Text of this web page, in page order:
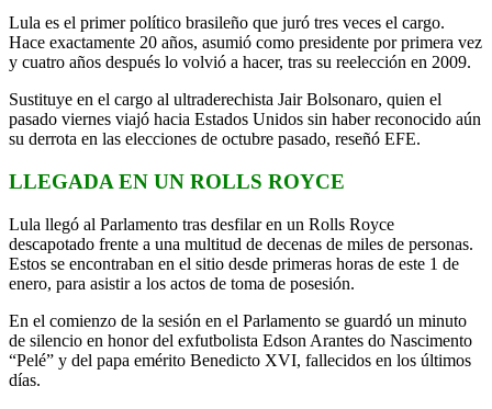
Lula es el primer político brasileño que juró tres veces el cargo.
Hace exactamente 20 años, asumió como presidente por primera vez
y cuatro años después lo volvió a hacer, tras su reelección en 2009.
Sustituye en el cargo al ultraderechista Jair Bolsonaro, quien el
pasado viernes viajó hacia Estados Unidos sin haber reconocido aún
su derrota en las elecciones de octubre pasado, reseñó EFE.
LLEGADA EN UN ROLLS ROYCE
Lula llegó al Parlamento tras desfilar en un Rolls Royce
descapotado frente a una multitud de decenas de miles de personas.
Estos se encontraban en el sitio desde primeras horas de este 1 de
enero, para asistir a los actos de toma de posesión.
En el comienzo de la sesión en el Parlamento se guardó un minuto
de silencio en honor del exfutbolista Edson Arantes do Nascimento
“Pelé” y del papa emérito Benedicto XVI, fallecidos en los últimos
días.